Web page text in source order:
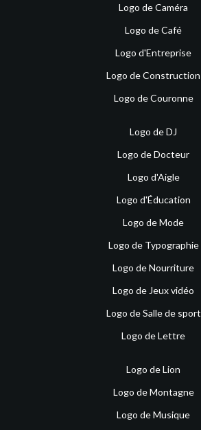
Logo de Caméra
Logo de Café
Logo d'Entreprise
Logo de Construction
Logo de Couronne
Logo de DJ
Logo de Docteur
Logo d'Aigle
Logo d'Éducation
Logo de Mode
Logo de Typographie
Logo de Nourriture
Logo de Jeux vidéo
Logo de Salle de sport
Logo de Lettre
Logo de Lion
Logo de Montagne
Logo de Musique